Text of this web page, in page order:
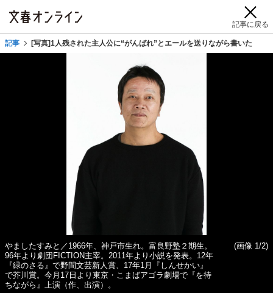
記事に戻る
記事 [写真]1人残された主人公に“がんばれ”とエールを送りながら書いた
やましたすみと／1966年、神戸市生れ。富良野塾２期生。
96年より劇団FICTION主宰。2011年より小説を発表。12年
『緑のさる』で野間文芸新人賞、17年1月『しんせかい』
で芥川賞。今月17日より東京・こまばアゴラ劇場で『を待
ちながら』上演（作、出演）。
(画像 1/2)